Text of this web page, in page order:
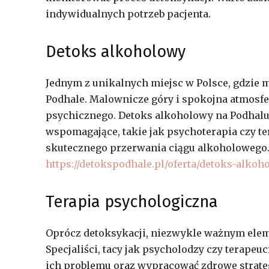
indywidualnych potrzeb pacjenta.
Detoks alkoholowy
Jednym z unikalnych miejsc w Polsce, gdzie
Podhale. Malownicze góry i spokojna
psychicznego. Detoks alkoholowy na Podhalu
wspomagające, takie jak psychoterapia czy
skutecznego przerwania ciągu
https://detokspodhale.pl/oferta/detoks-
Terapia psychologiczna
Oprócz detoksykacji, niezwykle ważnym
Specjaliści, tacy jak psycholodzy czy
ich problemu oraz wypracować zdrowe